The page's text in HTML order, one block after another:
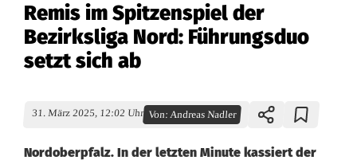
Remis im Spitzenspiel der
Bezirksliga Nord: Führungsduo
setzt sich ab
31. März 2025, 12:02 Uhr Von:Andreas Nadler
Nordoberpfalz. In der letzten Minute kassiert der